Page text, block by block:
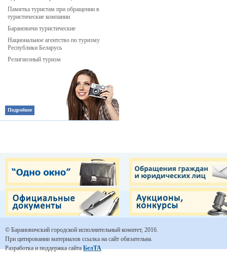
Памятка туристам при обращении в
туристические компании
Барановичи туристические
Национальное агентство по туризму
Республики Беларусь
Религиозный туризм
Подробнее
© Барановичский городской исполнительный комитет, 2016.
При цитировании материалов ссылка на сайт обязательна.
Разработка и поддержка сайтаБелТА